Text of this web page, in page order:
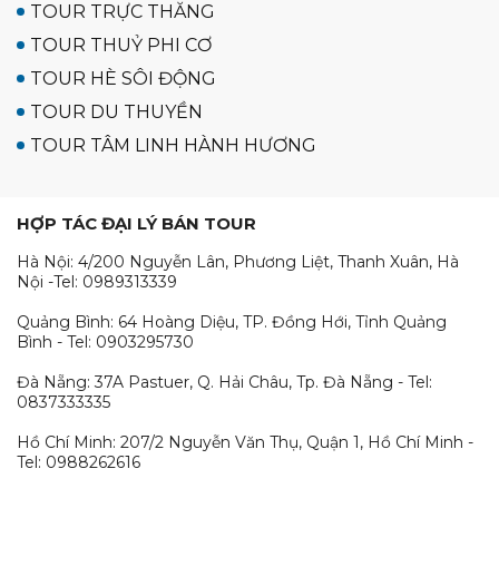
TOUR TRỰC THĂNG
TOUR THUỶ PHI CƠ
TOUR HÈ SÔI ĐỘNG
TOUR DU THUYỀN
TOUR TÂM LINH HÀNH HƯƠNG
HỢP TÁC ĐẠI LÝ BÁN TOUR
Hà Nội: 4/200 Nguyễn Lân, Phương Liệt, Thanh Xuân, Hà
Nội -Tel: 0989313339
Quảng Bình: 64 Hoàng Diệu, TP. Đồng Hới, Tỉnh Quảng
Bình - Tel: 0903295730
Đà Nẵng: 37A Pastuer, Q. Hải Châu, Tp. Đà Nẵng - Tel:
0837333335
Hồ Chí Minh: 207/2 Nguyễn Văn Thụ, Quận 1, Hồ Chí Minh -
Tel: 0988262616